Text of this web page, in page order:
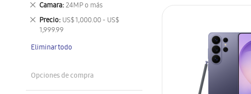
artículo
Camara 24MP o más
Eliminar
este
artículo
Precio US$ 1,000.00 - US$
1,999.99
Eliminar
este
Eliminar todo
Opciones de compra